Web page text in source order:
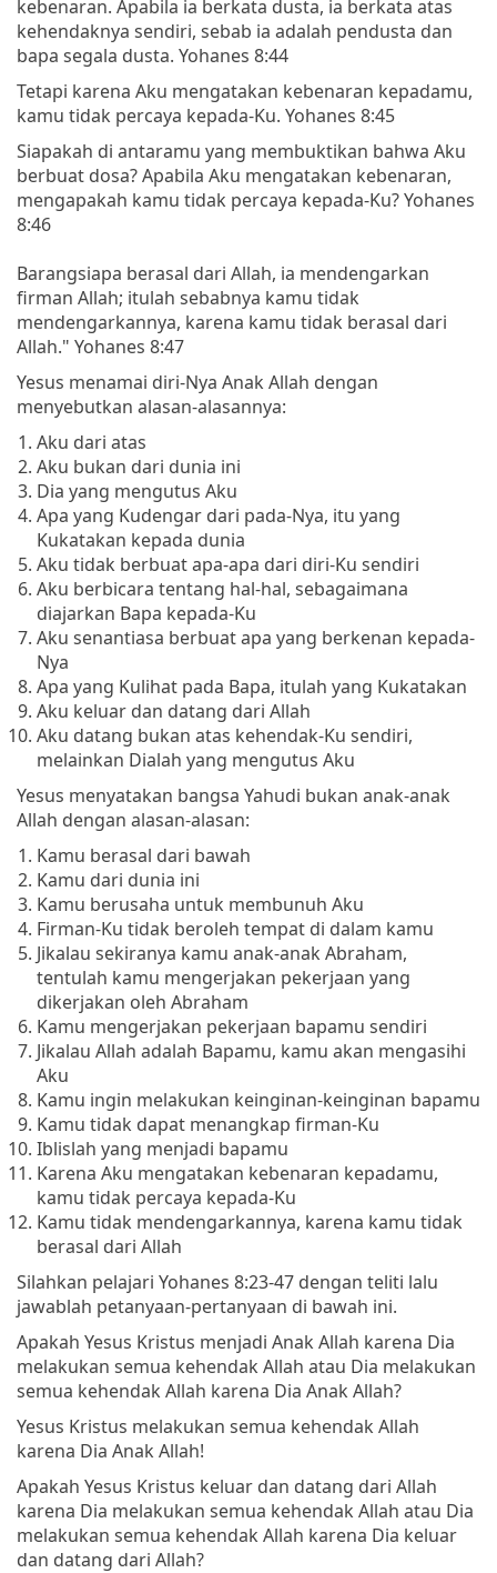
kebenaran. Apabila ia berkata dusta, ia berkata atas
kehendaknya sendiri, sebab ia adalah pendusta dan
bapa segala dusta. Yohanes 8:44
Tetapi karena Aku mengatakan kebenaran kepadamu,
kamu tidak percaya kepada-Ku. Yohanes 8:45
Siapakah di antaramu yang membuktikan bahwa Aku
berbuat dosa? Apabila Aku mengatakan kebenaran,
mengapakah kamu tidak percaya kepada-Ku? Yohanes
8:46
Barangsiapa berasal dari Allah, ia mendengarkan
firman Allah; itulah sebabnya kamu tidak
mendengarkannya, karena kamu tidak berasal dari
Allah." Yohanes 8:47
Yesus menamai diri-Nya Anak Allah dengan
menyebutkan alasan-alasannya:
Aku dari atas
Aku bukan dari dunia ini
Dia yang mengutus Aku
Apa yang Kudengar dari pada-Nya, itu yang
Kukatakan kepada dunia
Aku tidak berbuat apa-apa dari diri-Ku sendiri
Aku berbicara tentang hal-hal, sebagaimana
diajarkan Bapa kepada-Ku
Aku senantiasa berbuat apa yang berkenan kepada-
Nya
Apa yang Kulihat pada Bapa, itulah yang Kukatakan
Aku keluar dan datang dari Allah
Aku datang bukan atas kehendak-Ku sendiri,
melainkan Dialah yang mengutus Aku
Yesus menyatakan bangsa Yahudi bukan anak-anak
Allah dengan alasan-alasan:
Kamu berasal dari bawah
Kamu dari dunia ini
Kamu berusaha untuk membunuh Aku
Firman-Ku tidak beroleh tempat di dalam kamu
Jikalau sekiranya kamu anak-anak Abraham,
tentulah kamu mengerjakan pekerjaan yang
dikerjakan oleh Abraham
Kamu mengerjakan pekerjaan bapamu sendiri
Jikalau Allah adalah Bapamu, kamu akan mengasihi
Aku
Kamu ingin melakukan keinginan-keinginan bapamu
Kamu tidak dapat menangkap firman-Ku
Iblislah yang menjadi bapamu
Karena Aku mengatakan kebenaran kepadamu,
kamu tidak percaya kepada-Ku
Kamu tidak mendengarkannya, karena kamu tidak
berasal dari Allah
Silahkan pelajari Yohanes 8:23-47 dengan teliti lalu
jawablah petanyaan-pertanyaan di bawah ini.
Apakah Yesus Kristus menjadi Anak Allah karena Dia
melakukan semua kehendak Allah atau Dia melakukan
semua kehendak Allah karena Dia Anak Allah?
Yesus Kristus melakukan semua kehendak Allah
karena Dia Anak Allah!
Apakah Yesus Kristus keluar dan datang dari Allah
karena Dia melakukan semua kehendak Allah atau Dia
melakukan semua kehendak Allah karena Dia keluar
dan datang dari Allah?